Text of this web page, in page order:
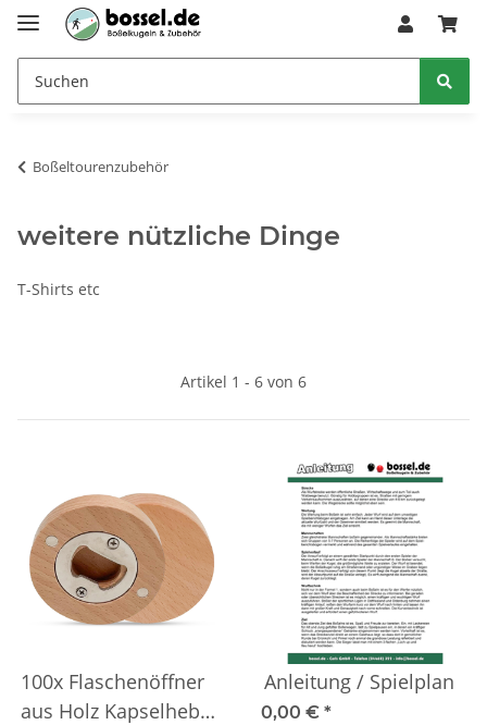
Boßeltourenzubehör
weitere nützliche Dinge
T-Shirts etc
Artikel 1 - 6 von 6
100x Flaschenöffner
aus Holz Kapselheber
Anleitung / Spielplan
0,00 € *